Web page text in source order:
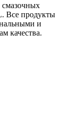
Все продукты
и
качества.